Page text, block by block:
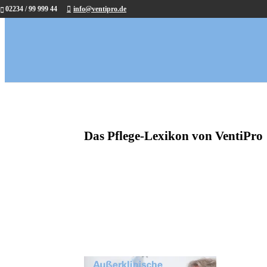
02234 / 99 999 44 info@ventipro.de
Das Pflege-Lexikon von VentiPro